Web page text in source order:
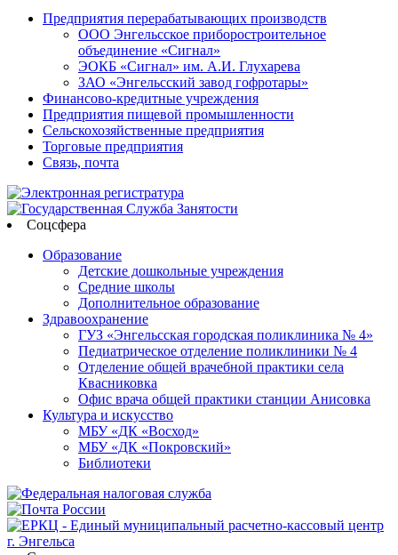
Предприятия перерабатывающих производств
ООО Энгельсское приборостроительное
объединение «Сигнал»
ЭОКБ «Сигнал» им. А.И. Глухарева
ЗАО «Энгельсский завод гофротары»
Финансово-кредитные учреждения
Предприятия пищевой промышленности
Сельскохозяйственные предприятия
Торговые предприятия
Связь, почта
Соцсфера
Образование
Детские дошкольные учреждения
Средние школы
Дополнительное образование
Здравоохранение
ГУЗ «Энгельсская городская поликлиника № 4»
Педиатрическое отделение поликлиники № 4
Отделение общей врачебной практики села
Квасниковка
Офис врача общей практики станции Анисовка
Культура и искусство
МБУ «ДК «Восход»
МБУ «ДК «Покровский»
Библиотеки